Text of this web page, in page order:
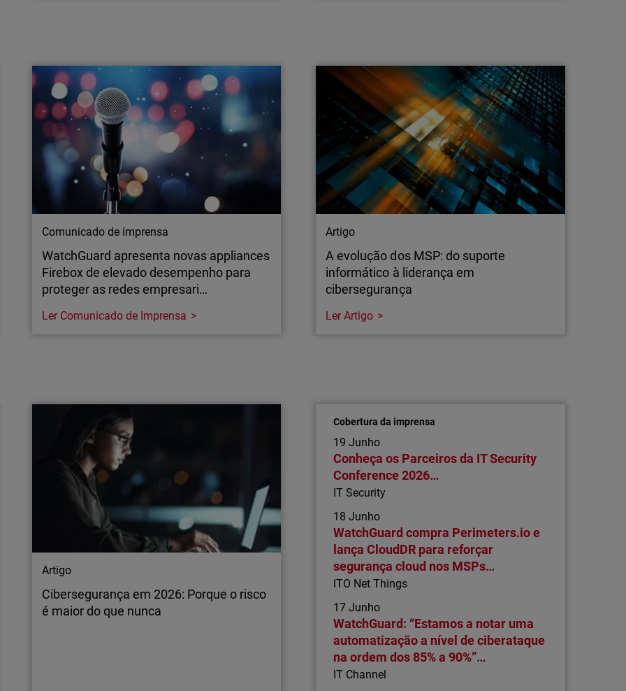
A WatchGuard foi distinguida com oito
prémios TrustRadius Top Rated em 2026, com
base no feedback dos clientes, nas áreas de
segurança de identidade, segurança de rede e
proteção de endpoints.
A cibersegurança está a evoluir da gestão de
vulnerabilidades para a gestão da exposição,
recorrendo à IA para priorizar riscos, reduzir a
exposição e reforçar a resiliência.
Comunicado de imprensa
WatchGuard apresenta novas appliances
Firebox de elevado desempenho para
proteger as redes empresari…
Lisboa, 2 de junho de 2026 – A WatchGuard®
Technologies, líder global em cibersegurança
unificada para fornecedores de serviços
geridos (MSPs), anunciou hoje uma nova
geração de appliances Firebox para
montagem em rack, concebidas para ajudar
os Managed Service Providers (MSPs) e as
organizações…
Ler Comunicado de Imprensa
Artigo
A evolução dos MSP: do suporte
informático à liderança em
cibersegurança
como os MSP estão a evoluir para parceiros
estratégicos de cibersegurança, focados em
IA, resiliência e resultados mensuráveis.
Ler Artigo
Artigo
Cibersegurança em 2026: Porque o risco
é maior do que nunca
Cobertura da imprensa
19 Junho
Conheça os Parceiros da IT Security
Conference 2026…
IT Security
18 Junho
WatchGuard compra Perimeters.io e
lança CloudDR para reforçar
segurança cloud nos MSPs…
ITO Net Things
17 Junho
WatchGuard: “Estamos a notar uma
automatização a nível de ciberataque
na ordem dos 85% a 90%”…
IT Channel